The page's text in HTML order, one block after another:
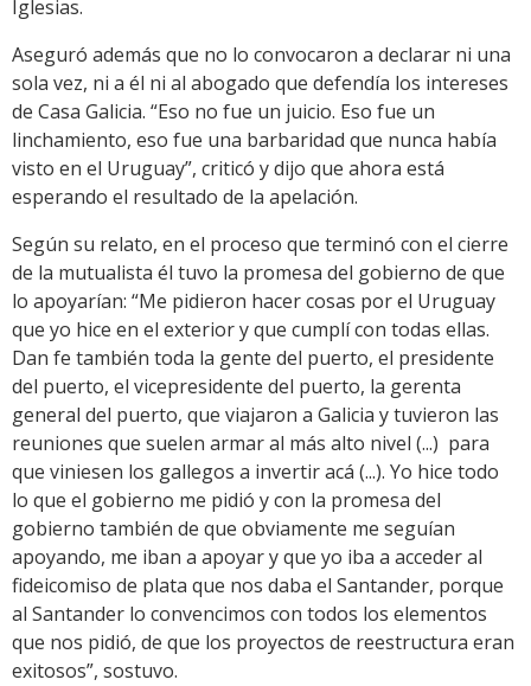
Iglesias.
Aseguró además que no lo convocaron a declarar ni una
sola vez, ni a él ni al abogado que defendía los intereses
de Casa Galicia. “Eso no fue un juicio. Eso fue un
linchamiento, eso fue una barbaridad que nunca había
visto en el Uruguay”, criticó y dijo que ahora está
esperando el resultado de la apelación.
Según su relato, en el proceso que terminó con el cierre
de la mutualista él tuvo la promesa del gobierno de que
lo apoyarían: “Me pidieron hacer cosas por el Uruguay
que yo hice en el exterior y que cumplí con todas ellas.
Dan fe también toda la gente del puerto, el presidente
del puerto, el vicepresidente del puerto, la gerenta
general del puerto, que viajaron a Galicia y tuvieron las
reuniones que suelen armar al más alto nivel (...) para
que viniesen los gallegos a invertir acá (...). Yo hice todo
lo que el gobierno me pidió y con la promesa del
gobierno también de que obviamente me seguían
apoyando, me iban a apoyar y que yo iba a acceder al
fideicomiso de plata que nos daba el Santander, porque
al Santander lo convencimos con todos los elementos
que nos pidió, de que los proyectos de reestructura eran
exitosos”, sostuvo.